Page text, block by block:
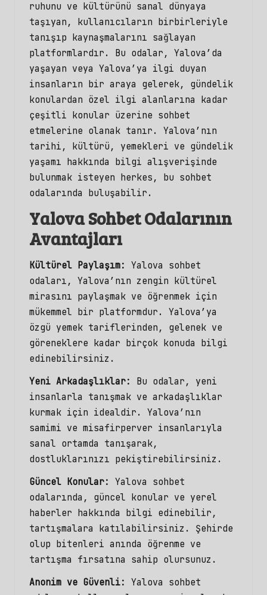
ruhunu ve kültürünü sanal dünyaya
taşıyan, kullanıcıların birbirleriyle
tanışıp kaynaşmalarını sağlayan
platformlardır. Bu odalar, Yalova’da
yaşayan veya Yalova’ya ilgi duyan
insanların bir araya gelerek, gündelik
konulardan özel ilgi alanlarına kadar
çeşitli konular üzerine sohbet
etmelerine olanak tanır. Yalova’nın
tarihi, kültürü, yemekleri ve gündelik
yaşamı hakkında bilgi alışverişinde
bulunmak isteyen herkes, bu sohbet
odalarında
buluşabilir.
Yalova Sohbet Odalarının
Avantajları
Kültürel Paylaşım:
Yalova sohbet
odaları, Yalova’nın zengin kültürel
mirasını paylaşmak ve öğrenmek için
mükemmel bir platformdur. Yalova’ya
özgü yemek tariflerinden, gelenek ve
göreneklere kadar birçok konuda bilgi
edinebilirsiniz.
Yeni Arkadaşlıklar:
Bu odalar, yeni
insanlarla tanışmak ve arkadaşlıklar
kurmak için idealdir. Yalova’nın
samimi ve misafirperver insanlarıyla
sanal ortamda tanışarak,
dostluklarınızı pekiştirebilirsiniz.
Güncel Konular:
Yalova sohbet
odalarında, güncel konular ve yerel
haberler hakkında bilgi edinebilir,
tartışmalara katılabilirsiniz. Şehirde
olup bitenleri anında öğrenme ve
tartışma fırsatına sahip olursunuz.
Anonim ve Güvenli:
Yalova sohbet